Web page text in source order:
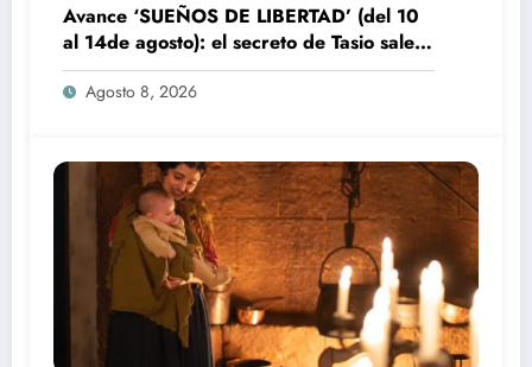
Avance ‘SUEÑOS DE LIBERTAD’ (del 10
al 14de agosto): el secreto de Tasio sale a
la luz
Agosto 8, 2026